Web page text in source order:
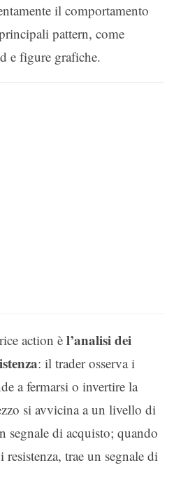
il comportamento
pattern, come
e figure grafiche.
action è l’analisi dei
: il trader osserva i
a fermarsi o invertire la
si avvicina a un livello di
segnale di acquisto; quando
trae un segnale di